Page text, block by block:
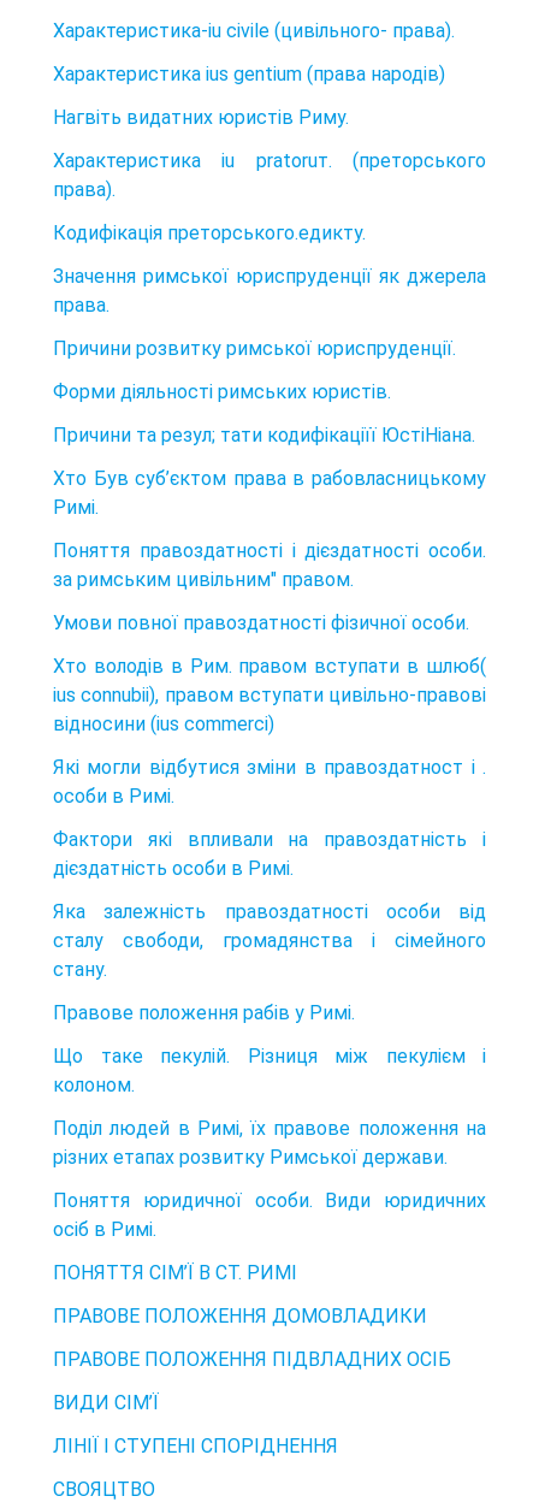
Характеристика-іu civile (цивільного- права).
Характеристика іus gentium (права народів)
Нагвіть видатних юристів Риму.
Характеристика iu рratoruт. (преторського
права).
Кодифікація преторського.едикту.
Значення римської юриспруденції як джерела
права.
Причини розвитку римської юриспруденції.
Форми діяльності римських юристів.
Причини та резул; тати кодифікаціїї ЮстіНіана.
Хто Був суб’єктом права в рабовласницькому
Римі.
Поняття правоздатності і дієздатності особи.
за римським цивільним" правом.
Умови повної правоздатності фізичної особи.
Хто володів в Рим. правом вступати в шлюб(
ius connubii), правом вступати цивільно-правові
відносини (ius commerci)
Які могли відбутися зміни в правоздатност і .
особи в Римі.
Фактори які впливали на правоздатність і
дієздатність особи в Римі.
Яка залежність правоздатності особи від
сталу свобо­ди, громадянства і сімейного
стану.
Правове положення рабів у Римі.
Що таке пекулій. Різниця між пекулієм і
колоном.
Поділ людей в Римі, їх правове положення на
різних етапах розвитку Римської держави.
Поняття юридичної особи. Види юридичних
осіб в Римі.
ПОНЯТТЯ СІМ’Ї В СТ. РИМІ
ПРАВОВЕ ПОЛОЖЕННЯ ДОМОВЛАДИКИ
ПРАВОВЕ ПОЛОЖЕННЯ ПІДВЛАДНИХ ОСІБ
ВИДИ СІМ’Ї
ЛІНІЇ І СТУПЕНІ СПОРІДНЕННЯ
СВОЯЦТВО